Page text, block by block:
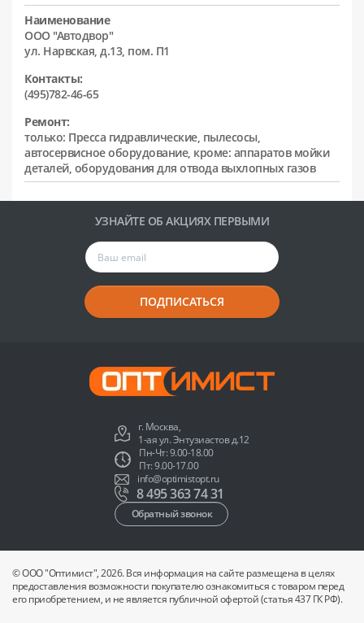
Наименование
ООО "Автодвор"
ул. Нарвская, д.13, пом. П1
Контакты:
(495)782-46-65
Ремонт:
только: Пресса гидравлические, пылесосы,
автосервисное оборудование, кроме: аппаратов мойки
деталей, оборудования для отвода выхлопных газов
УЗНАЙТЕ ОБ АКЦИЯХ ПЕРВЫМИ
ПОДПИСАТЬСЯ
г. Москва,
1-ая ул. Энтузиастов д.12
Пн-Чт: 9.00-18.00
Пт: 9.00-17.00
info@optimistopt.ru
8 495 363 74 31
Обратный звонок
© ООО "Оптимист", 2026. Вся информация на сайте размещена в целях
предоставления возможности покупателю ознакомиться с товаром перед
его приобретением, и не является публичной офертой (статья 437 ГК РФ).